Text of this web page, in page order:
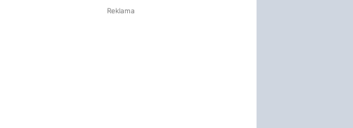
Reklama